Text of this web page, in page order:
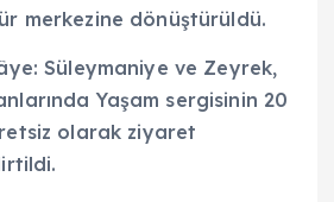
merkezine dönüştürüldü.
Süleymaniye ve Zeyrek,
Yaşam sergisinin 20
olarak ziyaret